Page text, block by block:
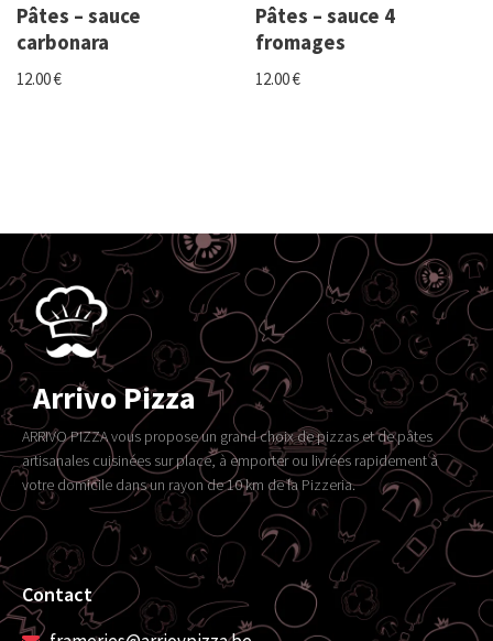
Pâtes – sauce
carbonara
12.00€
Pâtes – sauce 4
fromages
12.00€
Arrivo Pizza
ARRIVO PIZZA vous propose un grand choix de pizzas et de pâtes
artisanales cuisinées sur place, à emporter ou livrées rapidement à
votre domicile dans un rayon de 10 km de la Pizzeria.
Contact